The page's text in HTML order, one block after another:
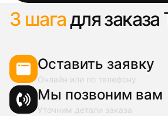
3 шагадля заказа
Оставить заявку
Онлайн или по телефону
Мы позвоним вам
Уточним детали заказа